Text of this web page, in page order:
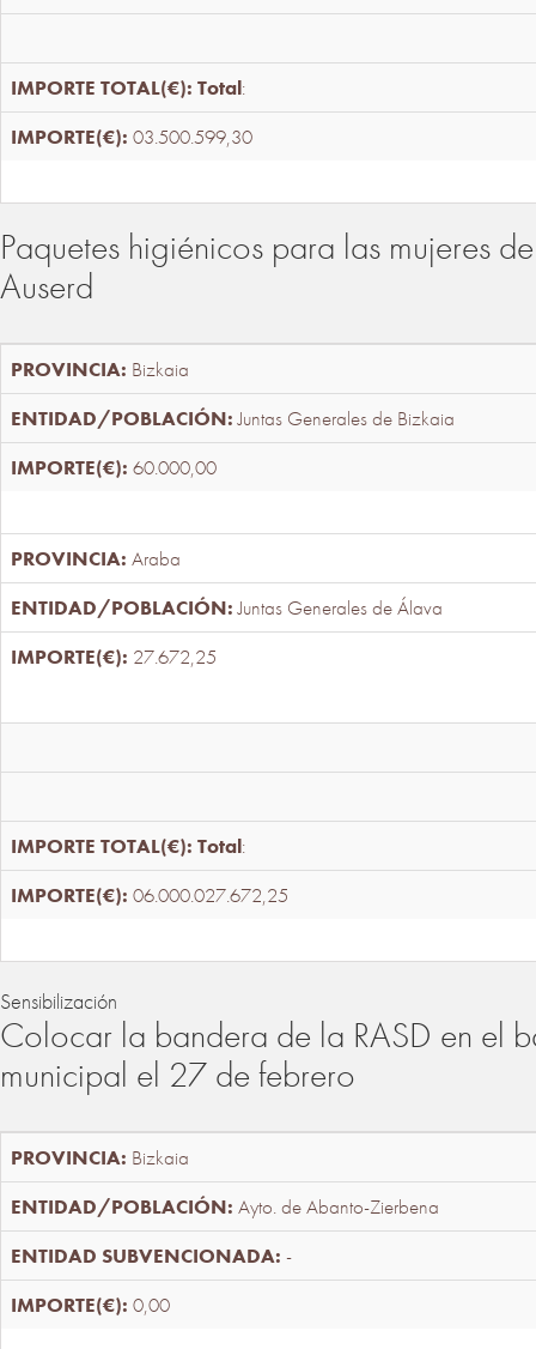
Total:
03.500.599,30
Paquetes higiénicos para las mujeres
Auserd
Bizkaia
Juntas Generales de Bizkaia
60.000,00
Araba
Juntas Generales de Álava
27.672,25
Total:
06.000.027.672,25
Sensibilización
Colocar la bandera de la RASD en el
municipal el 27 de febrero
Bizkaia
Ayto. de Abanto-Zierbena
-
0,00